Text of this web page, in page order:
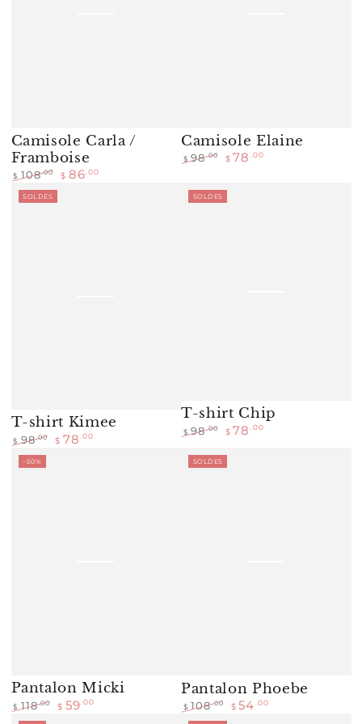
Camisole Carla /
Framboise
Prix
normal
$ 108.00 $ 86 .00
Camisole Elaine
normal
$ 98.00
de
vente
$ 78 .00
T-shirt Kimee
Prix
normal
$ 98.00 $ 78 .00
SOLDES
T-shirt Chip
normal
$ 98.00 $ 78 .00
SOLDES
Pantalon Micki
Prix
$ 118.00 $ 59.00
–50%
Pantalon Phoebe
Prix
$ 108.00 $ 54 .00
SOLDES